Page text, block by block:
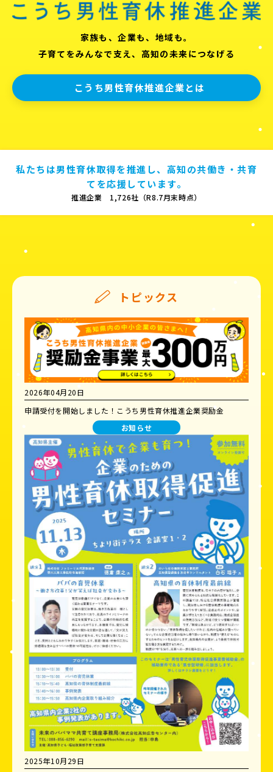
家族も、企業も、地域も。
子育てをみんなで支え、高知の未来につなげる
こうち男性育休推進企業とは
私たちは男性育休取得を推進し、高知の共働き・共育
てを応援しています。
推進企業 1,726社（R8.7月末時点）
トピックス
2026年04月20日
申請受付を開始しました！こうち男性育休推進企業奨励金
お知らせ
2025年10月29日